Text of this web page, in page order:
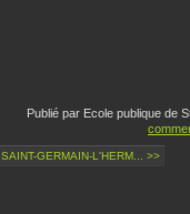
Publié par Ecole publique de
GERMAIN-L'HERM... >>